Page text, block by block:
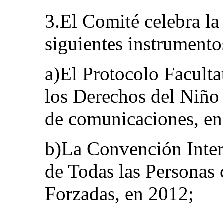
3.El Comité celebra
siguientes
a)El Protocolo
los Derechos del
de comunicaciones,
b)La Convención
de Todas las
Forzadas, en 2012;